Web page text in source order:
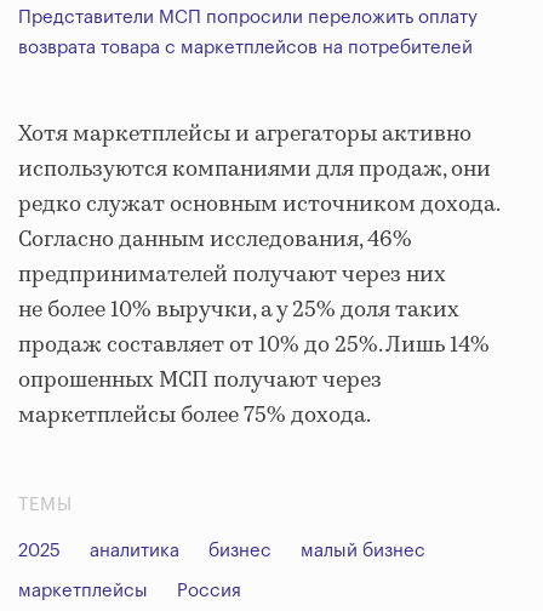
Представители МСП попросили переложить оплату
возврата товара с маркетплейсов на потребителей
Хотя маркетплейсы и агрегаторы активно
используются компаниями для продаж, они
редко служат основным источником дохода.
Согласно данным исследования, 46%
предпринимателей получают через них
не более 10% выручки, а у 25% доля таких
продаж составляет от 10% до 25%. Лишь 14%
опрошенных МСП получают через
маркетплейсы более 75% дохода.
ТЕМЫ
2025 аналитика бизнес малый бизнес
маркетплейсы Россия